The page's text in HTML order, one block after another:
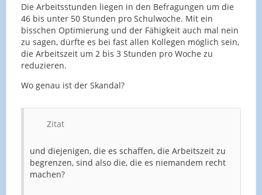
Die Arbeitsstunden liegen in den Befragungen um die
46 bis unter 50 Stunden pro Schulwoche. Mit ein
bisschen Optimierung und der Fähigkeit auch mal nein
zu sagen, dürfte es bei fast allen Kollegen möglich sein,
die Arbeitszeit um 2 bis 3 Stunden pro Woche zu
reduzieren.
Wo genau ist der Skandal?
Zitat
und diejenigen, die es schaffen, die Arbeitszeit zu
begrenzen, sind also die, die es niemandem recht
machen?